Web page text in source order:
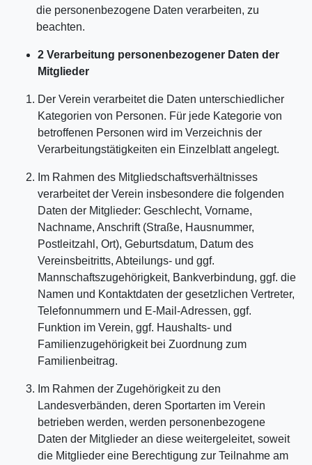
die personenbezogene Daten verarbeiten, zu
beachten.
2 Verarbeitung personenbezogener Daten der
Mitglieder
Der Verein verarbeitet die Daten unterschiedlicher
Kategorien von Personen. Für jede Kategorie von
betroffenen Personen wird im Verzeichnis der
Verarbeitungstätigkeiten ein Einzelblatt angelegt.
Im Rahmen des Mitgliedschaftsverhältnisses
verarbeitet der Verein insbesondere die folgenden
Daten der Mitglieder: Geschlecht, Vorname,
Nachname, Anschrift (Straße, Hausnummer,
Postleitzahl, Ort), Geburtsdatum, Datum des
Vereinsbeitritts, Abteilungs- und ggf.
Mannschaftszugehörigkeit, Bankverbindung, ggf. die
Namen und Kontaktdaten der gesetzlichen Vertreter,
Telefonnummern und E-Mail-Adressen, ggf.
Funktion im Verein, ggf. Haushalts- und
Familienzugehörigkeit bei Zuordnung zum
Familienbeitrag.
Im Rahmen der Zugehörigkeit zu den
Landesverbänden, deren Sportarten im Verein
betrieben werden, werden personenbezogene
Daten der Mitglieder an diese weitergeleitet, soweit
die Mitglieder eine Berechtigung zur Teilnahme am